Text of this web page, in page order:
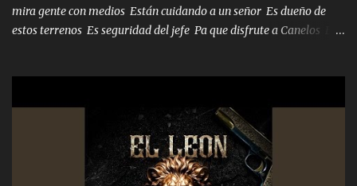
mira gente con medios Están cuidando a un señor Es dueño de
estos terrenos Es seguridad del jefe Pa que disfrute a Canelos Es
ni tampoco las mujeres porque es platica de grandes por eso hay
que estar alegres doy las instrucciones para atender los deberes
Música Si es que salta algún problema de confianza tengo gente
ahí está el Hombre Cuarenta y también Pariente 7 arreglan
cualquier problema no más es cuestión que ordené NOS HACE